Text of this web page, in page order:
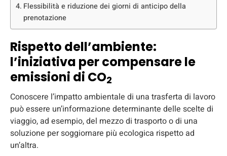
Flessibilità e riduzione dei giorni di anticipo della
prenotazione
Rispetto dell’ambiente:
l’iniziativa per compensare le
emissioni di CO2
Conoscere l’impatto ambientale di una trasferta di lavoro
può essere un’informazione determinante delle scelte di
viaggio, ad esempio, del mezzo di trasporto o di una
soluzione per soggiornare più ecologica rispetto ad
un’altra.